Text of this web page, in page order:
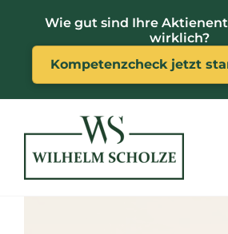
springen
Wie gut sind Ihre
wirklich?
Kompetenzcheck jetzt